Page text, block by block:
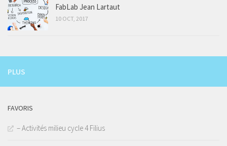
FabLab Jean Lartaut
10 OCT, 2017
PLUS
FAVORIS
– Activités milieu cycle 4 Filius